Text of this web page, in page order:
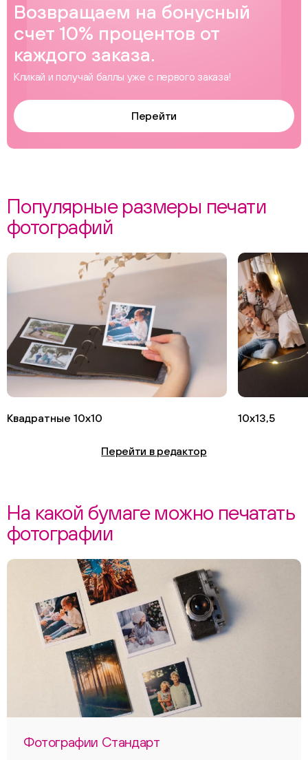
Возвращаем на бонусный
счет 10% процентов от
каждого заказа.
Кликай и получай баллы уже с первого заказа!
Перейти
Популярные размеры печати
фотографий
Квадратные 10х10 10х13,5
Перейти в редактор
На какой бумаге можно печатать
фотографии
Фотографии Стандарт